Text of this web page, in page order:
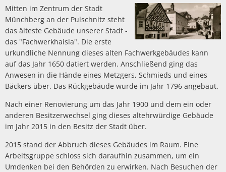
Mitten im Zentrum der Stadt
Münchberg an der Pulschnitz steht
das älteste Gebäude unserer Stadt -
das "Fachwerkhaisla". Die erste
urkundliche Nennung dieses alten Fachwerkgebäudes kann
auf das Jahr 1650 datiert werden. Anschließend ging das
Anwesen in die Hände eines Metzgers, Schmieds und eines
Bäckers über. Das Rückgebäude wurde im Jahr 1796 angebaut.
Nach einer Renovierung um das Jahr 1900 und dem ein oder
anderen Besitzerwechsel ging dieses altehrwürdige Gebäude
im Jahr 2015 in den Besitz der Stadt über.
2015 stand der Abbruch dieses Gebäudes im Raum. Eine
Arbeitsgruppe schloss sich daraufhin zusammen, um ein
Umdenken bei den Behörden zu erwirken. Nach Besuchen der